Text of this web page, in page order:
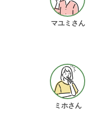
マユミさん
ミホさん